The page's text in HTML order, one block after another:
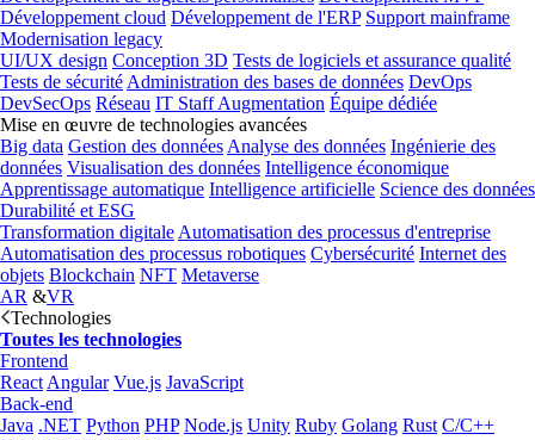
Développement cloud Développement de l'ERP Support mainframe
Modernisation legacy
UI/UX design Conception 3D Tests de logiciels et assurance qualité
Tests de sécurité Administration des bases de données DevOps
DevSecOps Réseau IT Staff Augmentation Équipe dédiée
Mise en œuvre de technologies avancées
Big data Gestion des données Analyse des données Ingénierie des
données Visualisation des données Intelligence économique
Apprentissage automatique Intelligence artificielle Science des données
Durabilité et ESG
Transformation digitale Automatisation des processus d'entreprise
Automatisation des processus robotiques Cybersécurité Internet des
objets Blockchain NFT Metaverse
AR &VR
Technologies
Toutes les technologies
Frontend
React Angular Vue.js JavaScript
Back-end
Java .NET Python PHP Node.js Unity Ruby Golang Rust C/C++